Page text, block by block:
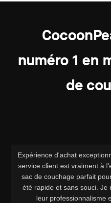
numéro 1 en
de
Expérience d'achat
service client est vraiment à
sac de couchage parfait
été rapide et sans souci. Je
leur professionnalisme